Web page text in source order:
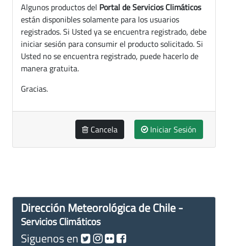
Algunos productos del Portal de Servicios Climáticos
están disponibles solamente para los usuarios
registrados. Si Usted ya se encuentra registrado, debe
iniciar sesión para consumir el producto solicitado. Si
Usted no se encuentra registrado, puede hacerlo de
manera gratuita.
Gracias.
Cancela Iniciar Sesión
Dirección Meteorológica de Chile -
Servicios Climáticos
Siguenos en